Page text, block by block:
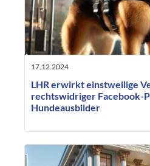
17.12.2024
LHR erwirkt einstweilige
rechtswidriger Facebook-
Hundeausbilder